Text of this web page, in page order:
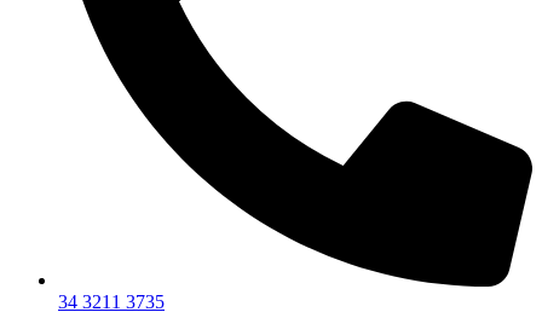
34 3211 3735